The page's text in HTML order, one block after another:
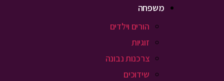
משפחה
הורים וילדים
זוגיות
צרכנות נבונה
שידוכים